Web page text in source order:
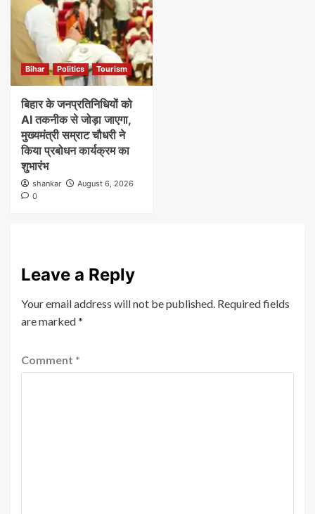
Bihar Politics Tourism
बिहार के जनप्रतिनिधियों को
AI तकनीक से जोड़ा जाएगा,
मुख्यमंत्री सम्राट चौधरी ने
किया प्रबोधन कार्यक्रम का
शुभारंभ
shankar
August 6, 2026
0
Leave a Reply
Your email address will not be published. Required fields
are marked*
Comment *